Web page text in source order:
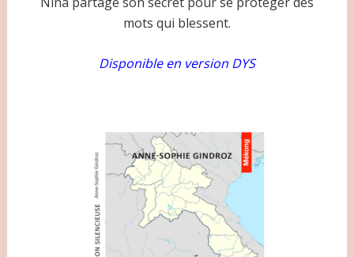
mots qui blessent.
Disponible en version DYS